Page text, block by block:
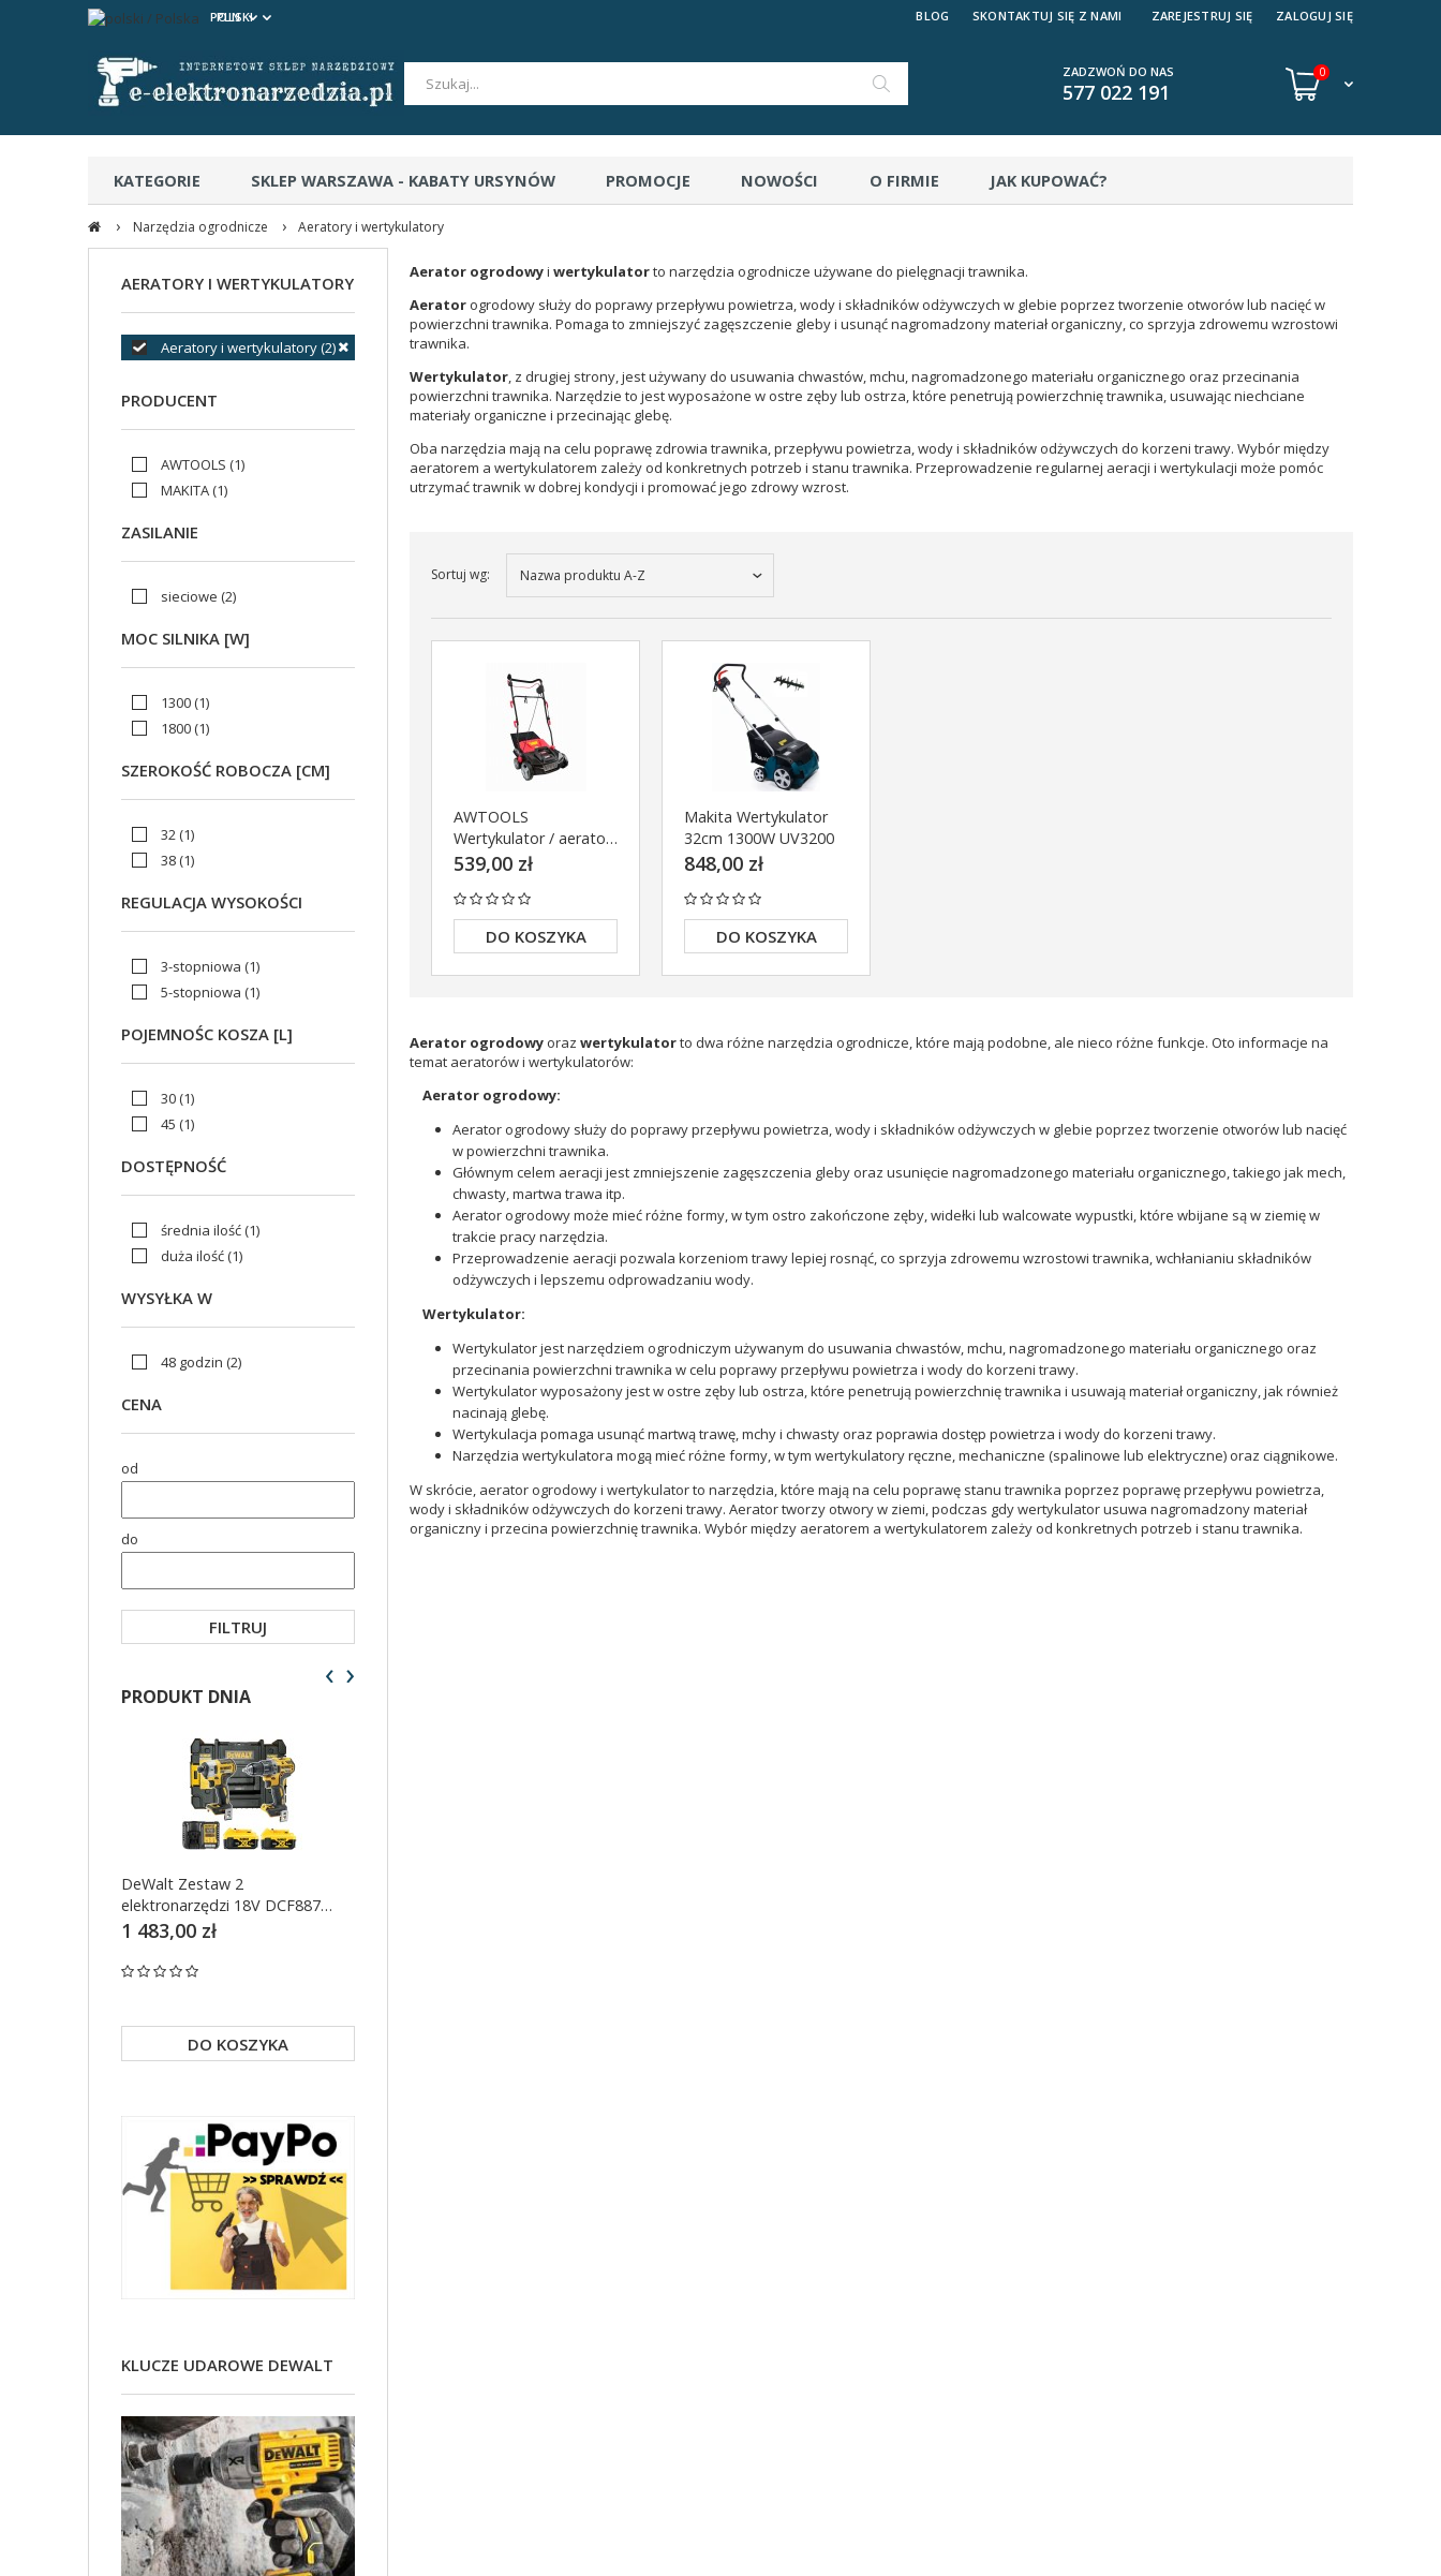
ZAREJESTRUJ SIĘ ZALOGUJ SIĘ
BLOG SKONTAKTUJ SIĘ Z NAMI
ZADZWOŃ DO NAS
577 022 191
0
KATEGORIE SKLEP WARSZAWA - KABATY URSYNÓW PROMOCJE NOWOŚCI O FIRMIE JAK KUPOWAĆ?
CERTYFIKATY BEZPIECZEŃSTWA
› Narzędzia ogrodnicze › Aeratory i wertykulatory
POLSKI
PLN
AERATORY I WERTYKULATORY
Aeratory i wertykulatory(2)
PRODUCENT
AWTOOLS (1)
MAKITA(1)
ZASILANIE
sieciowe (2)
MOC SILNIKA [W]
1300(1)
1800(1)
SZEROKOŚĆ ROBOCZA [CM]
32(1)
38(1)
REGULACJA WYSOKOŚCI
3-stopniowa (1)
5-stopniowa (1)
POJEMNOŚC KOSZA [L]
30(1)
45 (1)
DOSTĘPNOŚĆ
średnia ilość(1)
duża ilość(1)
WYSYŁKA W
48 godzin (2)
CENA
od
do
FILTRUJ
PRODUKT DNIA
DeWalt Zestaw 2
elektronarzędzi 18V DCF887
DCD791 2x5Ah DCK268P2T
1 483,00 zł
DO KOSZYKA
‹ ›
KLUCZE UDAROWE DEWALT
Aerator ogrodowyi wertykulatorto narzędzia ogrodnicze używane do pielęgnacji trawnika.
Aerator ogrodowy służy do poprawy przepływu powietrza, wody i składników odżywczych w glebie poprzez tworzenie otworów lub nacięć w
powierzchni trawnika. Pomaga to zmniejszyć zagęszczenie gleby i usunąć nagromadzony materiał organiczny, co sprzyja zdrowemu wzrostowi
trawnika.
Wertykulator, z drugiej strony, jest używany do usuwania chwastów, mchu, nagromadzonego materiału organicznego oraz przecinania
powierzchni trawnika. Narzędzie to jest wyposażone w ostre zęby lub ostrza, które penetrują powierzchnię trawnika, usuwając niechciane
materiały organiczne i przecinając glebę.
Oba narzędzia mają na celu poprawę zdrowia trawnika, przepływu powietrza, wody i składników odżywczych do korzeni trawy. Wybór między
aeratorem a wertykulatorem zależy od konkretnych potrzeb i stanu trawnika. Przeprowadzenie regularnej aeracji i wertykulacji może pomóc
utrzymać trawnik w dobrej kondycji i promować jego zdrowy wzrost.
Sortuj wg: Nazwa produktu A-Z
AWTOOLS
Wertykulator / aerator
elektryczny 1800W 45l
539,00 zł
DO KOSZYKA
Makita Wertykulator
32cm 1300W UV3200
848,00 zł
DO KOSZYKA
Aerator ogrodowy oraz wertykulatorto dwa różne narzędzia ogrodnicze, które mają podobne, ale nieco różne funkcje. Oto informacje na
temat aeratorów i wertykulatorów:
Aerator ogrodowy:
Aerator ogrodowy służy do poprawy przepływu powietrza, wody i składników odżywczych w glebie poprzez tworzenie otworów lub nacięć
w powierzchni trawnika.
Głównym celem aeracji jest zmniejszenie zagęszczenia gleby oraz usunięcie nagromadzonego materiału organicznego, takiego jak mech,
chwasty, martwa trawa itp.
Aerator ogrodowy może mieć różne formy, w tym ostro zakończone zęby, widełki lub walcowate wypustki, które wbijane są w ziemię w
trakcie pracy narzędzia.
Przeprowadzenie aeracji pozwala korzeniom trawy lepiej rosnąć, co sprzyja zdrowemu wzrostowi trawnika, wchłanianiu składników
odżywczych i lepszemu odprowadzaniu wody.
Wertykulator:
Wertykulator jest narzędziem ogrodniczym używanym do usuwania chwastów, mchu, nagromadzonego materiału organicznego oraz
przecinania powierzchni trawnika w celu poprawy przepływu powietrza i wody do korzeni trawy.
Wertykulator wyposażony jest w ostre zęby lub ostrza, które penetrują powierzchnię trawnika i usuwają materiał organiczny, jak również
nacinają glebę.
Wertykulacja pomaga usunąć martwą trawę, mchy i chwasty oraz poprawia dostęp powietrza i wody do korzeni trawy.
Narzędzia wertykulatora mogą mieć różne formy, w tym wertykulatory ręczne, mechaniczne (spalinowe lub elektryczne) oraz ciągnikowe.
W skrócie, aerator ogrodowy i wertykulator to narzędzia, które mają na celu poprawę stanu trawnika poprzez poprawę przepływu powietrza,
wody i składników odżywczych do korzeni trawy. Aerator tworzy otwory w ziemi, podczas gdy wertykulator usuwa nagromadzony materiał
organiczny i przecina powierzchnię trawnika. Wybór między aeratorem a wertykulatorem zależy od konkretnych potrzeb i stanu trawnika.